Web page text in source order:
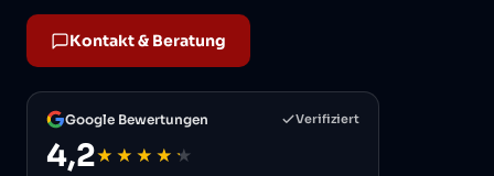
Kontakt & Beratung
Google Bewertungen Verifiziert
4,2